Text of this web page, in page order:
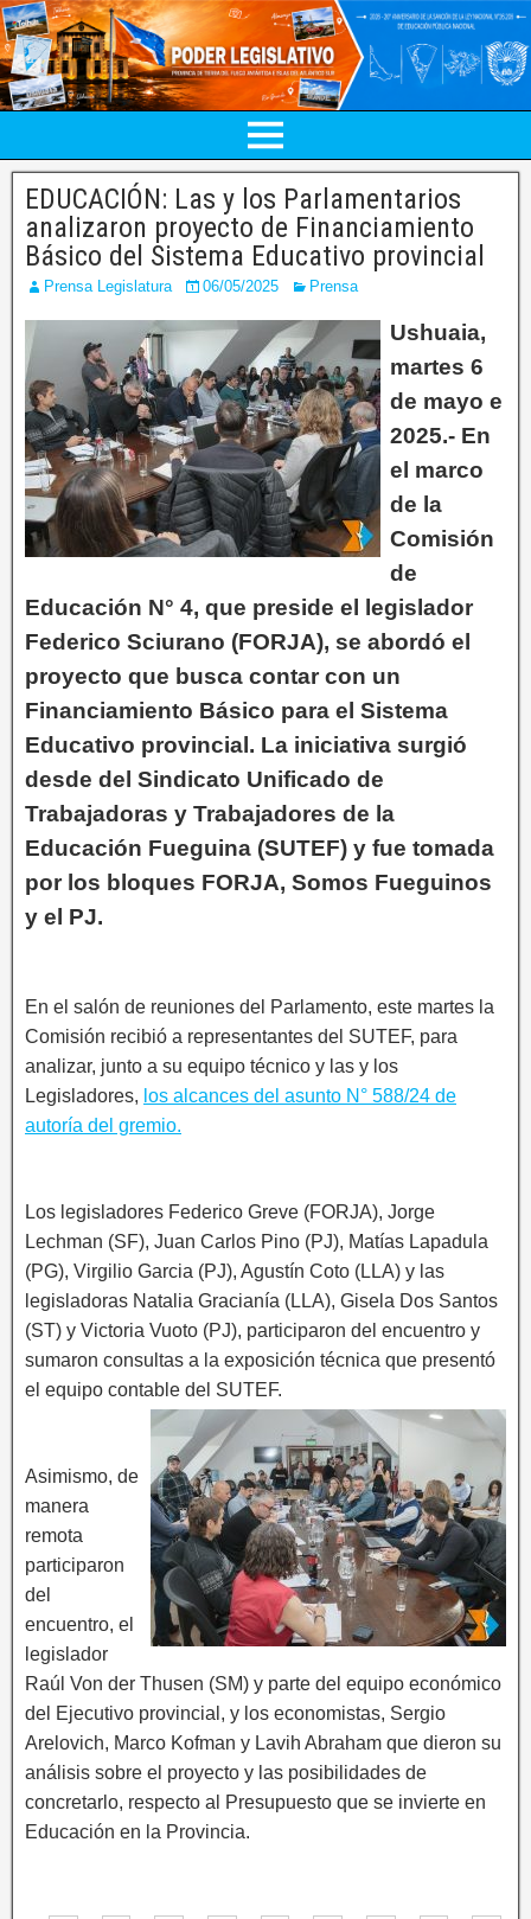
EDUCACIÓN: Las y los Parlamentarios
analizaron proyecto de Financiamiento
Básico del Sistema Educativo provincial
Prensa Legislatura 06/05/2025 Prensa
Ushuaia,
martes 6
de mayo e
2025.- En
el marco
de la
Comisión
de
Educación N° 4, que preside el legislador
Federico Sciurano (FORJA), se abordó el
proyecto que busca contar con un
Financiamiento Básico para el Sistema
Educativo provincial. La iniciativa surgió
desde del Sindicato Unificado de
Trabajadoras y Trabajadores de la
Educación Fueguina (SUTEF) y fue tomada
por los bloques FORJA, Somos Fueguinos
y el PJ.
En el salón de reuniones del Parlamento, este martes la
Comisión recibió a representantes del SUTEF, para
analizar, junto a su equipo técnico y las y los
Legisladores, los alcances del asunto N° 588/24 de
autoría del gremio.
Los legisladores Federico Greve (FORJA), Jorge
Lechman (SF), Juan Carlos Pino (PJ), Matías Lapadula
(PG), Virgilio Garcia (PJ), Agustín Coto (LLA) y las
legisladoras Natalia Gracianía (LLA), Gisela Dos Santos
(ST) y Victoria Vuoto (PJ), participaron del encuentro y
sumaron consultas a la exposición técnica que presentó
el equipo contable del SUTEF.
Asimismo, de
manera
remota
participaron
del
encuentro, el
legislador
Raúl Von der Thusen (SM) y parte del equipo económico
del Ejecutivo provincial, y los economistas, Sergio
Arelovich, Marco Kofman y Lavih Abraham que dieron su
análisis sobre el proyecto y las posibilidades de
concretarlo, respecto al Presupuesto que se invierte en
Educación en la Provincia.